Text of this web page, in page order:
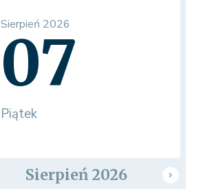
Sierpień 2026
07
Piątek
Sierpień 2026